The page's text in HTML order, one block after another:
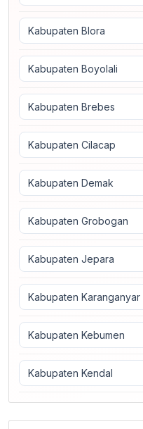
Kabupaten Blora
Kabupaten Boyolali
Kabupaten Brebes
Kabupaten Cilacap
Kabupaten Demak
Kabupaten Grobogan
Kabupaten Jepara
Kabupaten Karanganyar
Kabupaten Kebumen
Kabupaten Kendal